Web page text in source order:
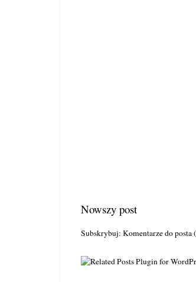
Nowszy post
Subskrybuj: Komentarze do posta